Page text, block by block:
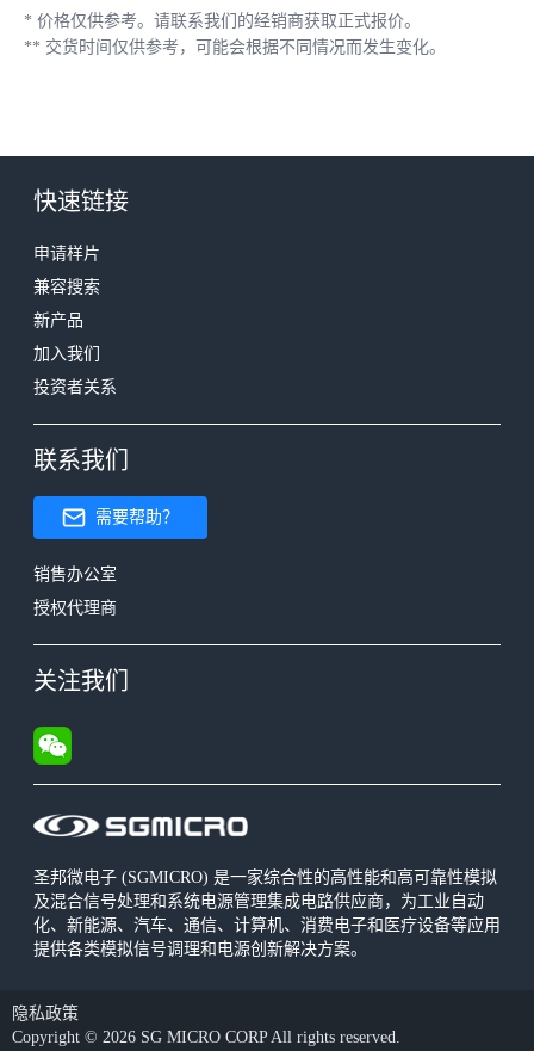
* 价格仅供参考。请联系我们的经销商获取正式报价。
** 交货时间仅供参考，可能会根据不同情况而发生变化。
圣邦微电子 (SGMICRO) 是一家综合性的高性能和高可靠性模拟
及混合信号处理和系统电源管理集成电路供应商，为工业自动
化、新能源、汽车、通信、计算机、消费电子和医疗设备等应用
提供各类模拟信号调理和电源创新解决方案。
快速链接
申请样片
兼容搜索
新产品
加入我们
投资者关系
联系我们
需要帮助？
销售办公室
授权代理商
关注我们
隐私政策
Copyright © 2026 SG MICRO CORP All rights reserved.